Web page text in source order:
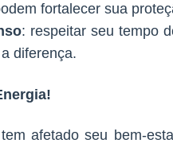
fortalecer sua
: respeitar seu tempo
diferença.
afetado seu bem-